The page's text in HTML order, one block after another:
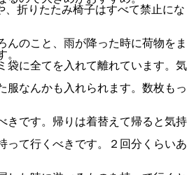
折りたたみ椅子はすべて禁止にな
んのこと、雨が降った時に荷物をま
。
袋に全てを入れて離れています。気
服なんかも入れられます。数枚もっ
きです。帰りは着替えて帰ると気持
って行くべきです。２回分くらいあ